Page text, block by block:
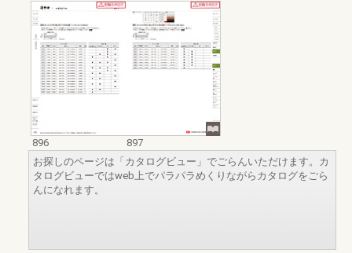
896
897
お探しのページは「カタログビュー」でごらんいただけます。カ
タログビューではweb上でパラパラめくりながらカタログをごら
んになれます。